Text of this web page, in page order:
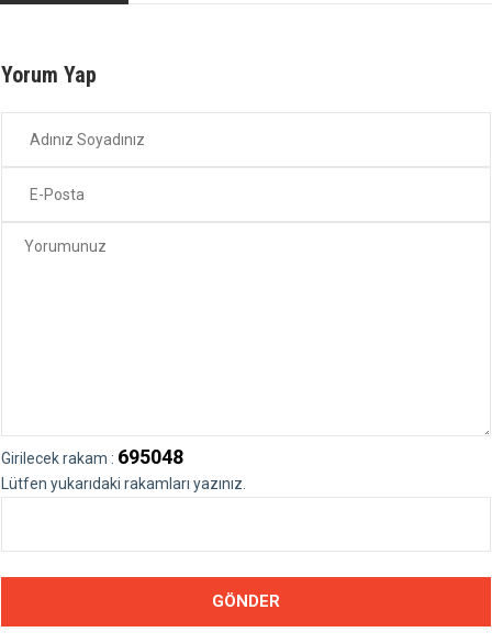
Yorum Yap
Girilecek rakam : 695048
Lütfen yukarıdaki rakamları yazınız.